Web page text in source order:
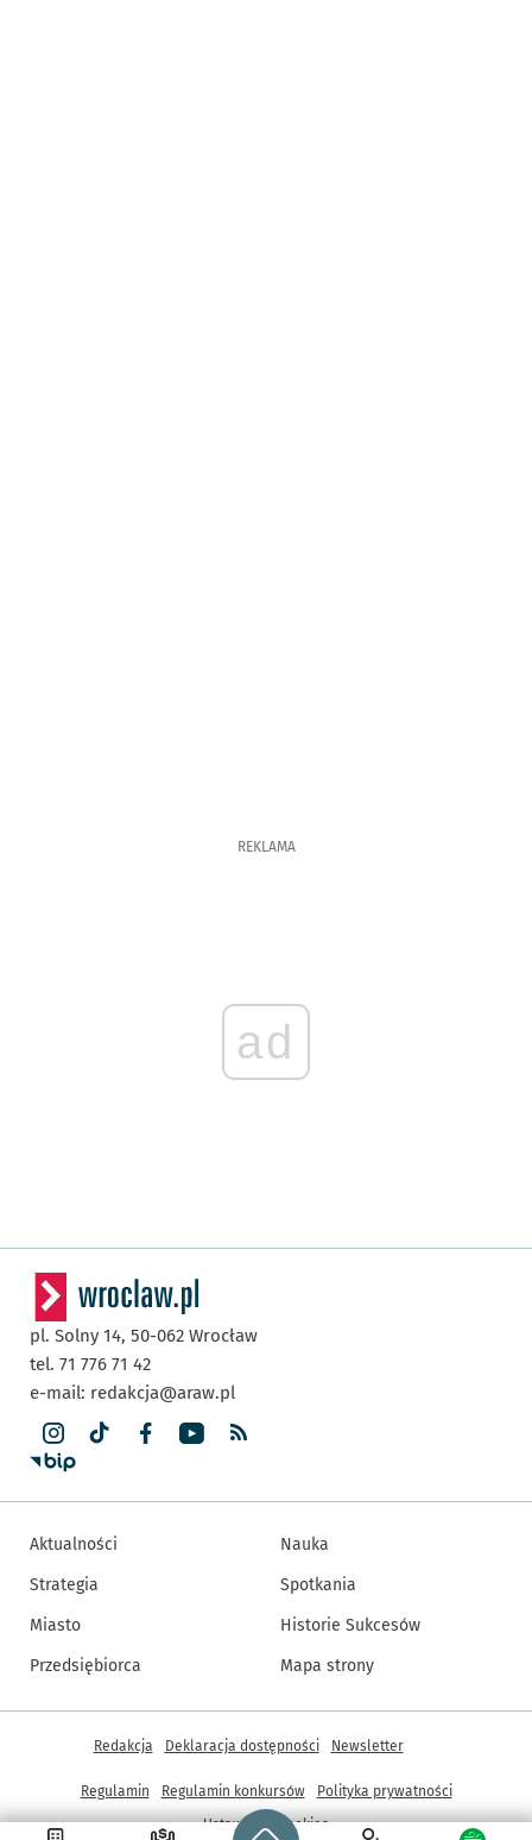
REKLAMA
ad
Strona główna - wroclaw.pl
pl. Solny 14, 50-062 Wrocław
tel. 71 776 71 42
e-mail: redakcja@araw.pl
Aktualności
Strategia
Miasto
Przedsiębiorca
Nauka
Spotkania
Historie Sukcesów
Mapa strony
Inne informacje
Redakcja Deklaracja dostępności Newsletter
Regulamin Regulamin konkursów
Polityka prywatności
Ustawienia cookies